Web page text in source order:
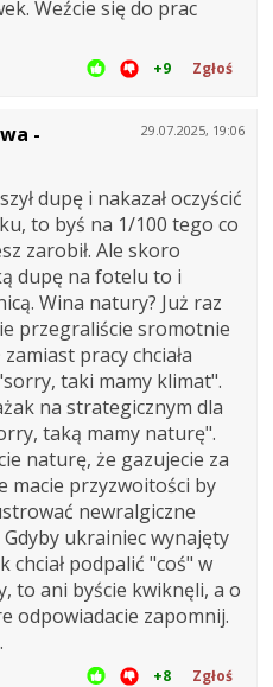
Weźcie się do prac
+9 Zgłoś
29.07.2025, 19:06
-
dupę i nakazał oczyścić
to byś na 1/100 tego co
zarobił. Ale skoro
dupę na fotelu to i
Wina natury? Już raz
przegraliście sromotnie
pracy chciała
taki mamy klimat".
na strategicznym dla
taką mamy naturę".
naturę, że gazujecie za
macie przyzwoitości by
newralgiczne
Gdyby ukrainiec wynajęty
chciał podpalić "coś" w
to ani byście kwiknęli, a o
odpowiadacie zapomnij.
+8 Zgłoś